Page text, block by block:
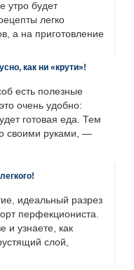
утро будет
легко
а на приготовление
как ни «крути»!
есть полезные
очень удобно:
готовая еда. Тем
своими руками, —
идеальный разрез
перфекциониста.
и узнаете, как
слой,